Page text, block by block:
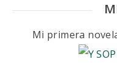
Mi primera